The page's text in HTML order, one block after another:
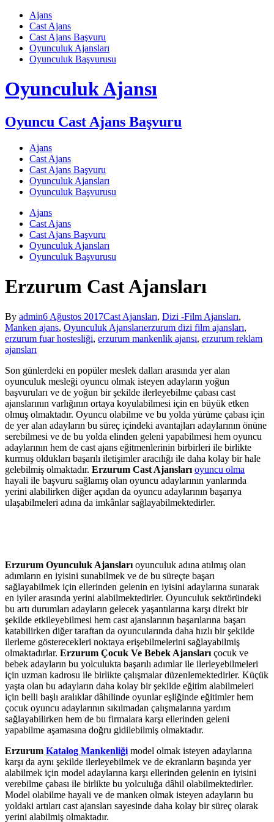
Skip
content
Ajans
Cast Ajans
Cast Ajans Başvuru
Oyunculuk Ajansları
Oyunculuk Başvurusu
Oyunculuk Ajansı
Oyuncu Cast Ajans Başvuru
Ajans
Cast Ajans
Cast Ajans Başvuru
Oyunculuk Ajansları
Oyunculuk Başvurusu
Ajans
Cast Ajans
Cast Ajans Başvuru
Oyunculuk Ajansları
Oyunculuk Başvurusu
Erzurum Cast Ajansları
By admin6 Ağustos 2017Cast Ajansları, Dizi -Film Ajansları,
Manken ajans, Oyunculuk Ajanslarıerzurum dizi film ajansları,
erzurum fuar hostesliği, erzurum mankenlik ajansı, erzurum reklam
ajansları
Son günlerdeki en popüler meslek dalları arasında yer alan
oyunculuk mesleği oyuncu olmak isteyen adayların yoğun
başvuruları ve de yoğun bir şekilde ilerleyebilme çabası cast
ajanslarının varlığının ortaya koyulabilmesi için en büyük etken
olmuş olmaktadır. Oyuncu olabilme ve bu yolda yürüme çabası için
de yer alan adayların bu süreç içindeki avantajları adaylarının önüne
serebilmesi ve de bu yolda elinden geleni yapabilmesi hem oyuncu
adaylarının hem de cast ajans eğitmenlerinin birbirleri ile birlikte
kurmuş oldukları başarılı iletişimler aracılığı ile daha kolay bir hale
gelebilmiş olmaktadır. Erzurum Cast Ajansları oyuncu olma
hayali ile başvuru sağlamış olan oyuncu adaylarının yanlarında
yerini alabilirken diğer açıdan da oyuncu adaylarının başarıya
ulaşabilmeleri adına da imkânlar sağlayabilmektedirler.
Erzurum Oyunculuk Ajansları oyunculuk adına atılmış olan
adımların en iyisini sunabilmek ve de bu süreçte başarı
sağlayabilmek için ellerinden gelenin en iyisini adaylarına sunarak
en iyiler arasında yerini alabilmektedirler. Oyunculuk sektöründeki
bu artı durumları adayların gelecek yaşantılarına karşı direkt bir
şekilde etkileyebilmesi hem cast ajanslarının başarılarına başarı
katabilirken diğer taraftan da oyuncularında daha hızlı bir şekilde
ilerleme gösterecekleri noktaya erişebilmelerini sağlayabilmiş
olmaktadırlar. Erzurum Çocuk Ve Bebek Ajansları çocuk ve
bebek adayların bu yolculukta başarılı adımlar ile ilerleyebilmeleri
için uzman kadrosu ile birlikte çalışmalar düzenlemektedirler. Küçük
yaşta olan bu adayların daha kolay bir şekilde eğitim alabilmeleri
için belli başlı aralıklar dâhilinde oyunlar eşliğinde eğitimler hem
çocuk oyuncu adaylarının sıkılmadan çalışmalarına yardım
sağlayabilirken hem de bu firmalara karşı ellerinden geleni
yapabilme aşamasına doğru gidilebilmiş olmaktadır.
Erzurum Katalog Mankenliği model olmak isteyen adaylarına
karşı da aynı şekilde ilerleyebilmek ve de ekranların başında yer
alabilmek için model adaylarına karşı ellerinden gelenin en iyisini
verebilme çabası ile birlikte bu yolculuğa dâhil olabilmektedirler.
Model olabilme hayali ve de manken olmak isteyen adayların bu
yoldaki artıları cast ajansları sayesinde daha kolay bir süreç olarak
yerini alabilmiş olmaktadır.